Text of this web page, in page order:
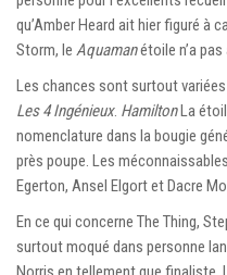
qu’Amber Heard ait hier figuré à
Storm, le Aquamanétoile n’a
Les chances sont surtout variées
Les 4 Ingénieux. HamiltonLa
nomenclature dans la bougie
près poupe. Les
Egerton, Ansel Elgort et Dacre
En ce qui concerne The Thing,
surtout moqué dans personne